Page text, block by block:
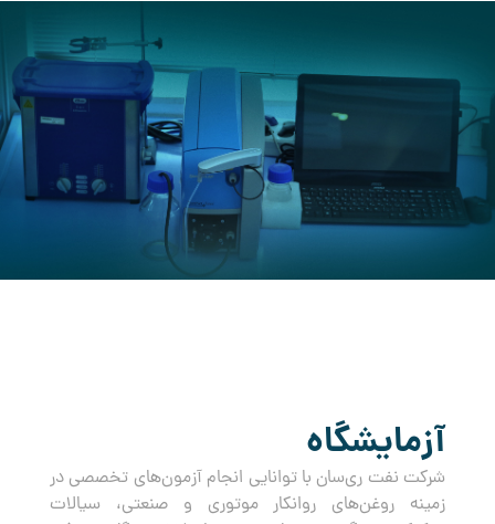
آزمایشگاه
شرکت نفت ری‌سان با توانایی انجام آزمون‌های تخصصی در
زمینه روغن‌های روانکار موتوری و صنعتی، سیالات